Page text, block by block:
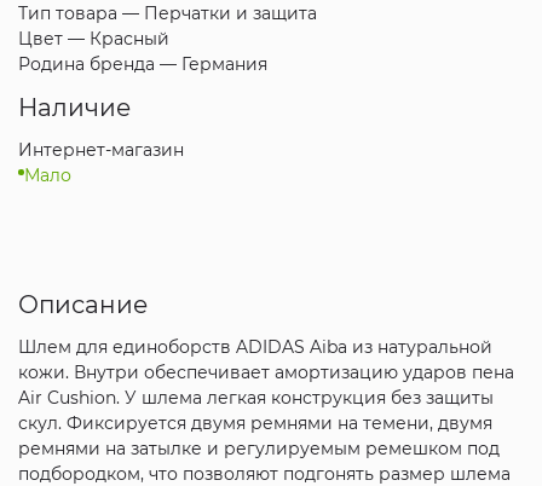
Тип товара — Перчатки и защита
Цвет — Красный
Родина бренда — Германия
Наличие
Интернет-магазин
Мало
Описание
Шлем для единоборств ADIDAS Aiba из натуральной
кожи. Внутри обеспечивает амортизацию ударов пена
Air Cushion. У шлема легкая конструкция без защиты
скул. Фиксируется двумя ремнями на темени, двумя
ремнями на затылке и регулируемым ремешком под
подбородком, что позволяют подгонять размер шлема